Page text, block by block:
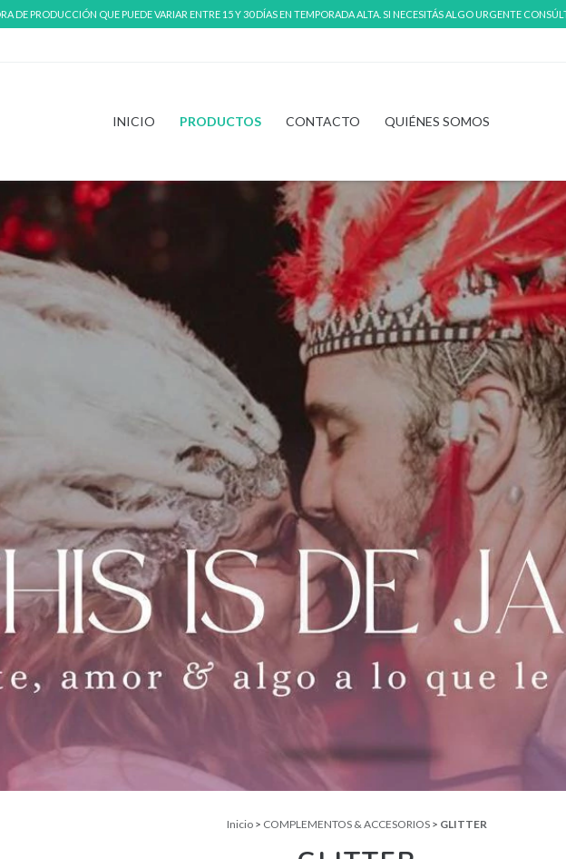
DE PRODUCCIÓN QUE PUEDE VARIAR ENTRE 15 Y 30 DÍAS EN TEMPORADA ALTA. SI NECESITÁS ALGO URGENTE
INICIO PRODUCTOS CONTACTO QUIÉNES SOMOS
Inicio > COMPLEMENTOS & ACCESORIOS > GLITTER